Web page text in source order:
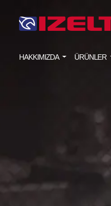
HAKKIMIZDA ÜRÜNLER